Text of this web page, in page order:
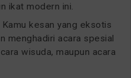
ikat modern ini.
kesan yang eksotis
menghadiri acara spesial
wisuda, maupun acara